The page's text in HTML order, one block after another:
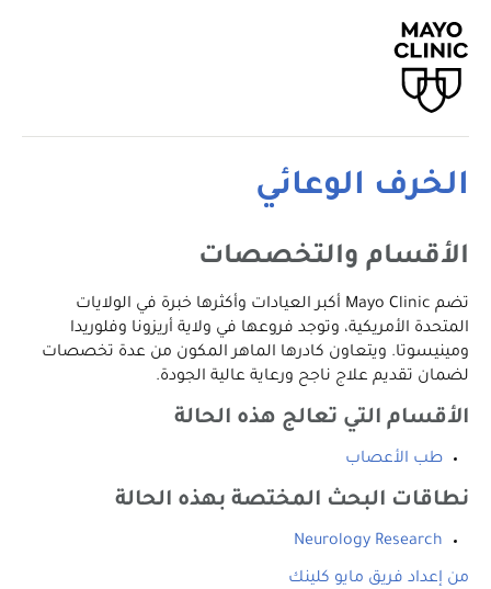
الخرف الوعائي
الأقسام والتخصصات
تضم Mayo Clinic أكبر العيادات وأكثرها خبرة في الولايات
المتحدة الأمريكية، وتوجد فروعها في ولاية أريزونا وفلوريدا
ومينيسوتا. ويتعاون كادرها الماهر المكون من عدة تخصصات
لضمان تقديم علاج ناجح ورعاية عالية الجودة.
الأقسام التي تعالج هذه الحالة
طب الأعصاب
نطاقات البحث المختصة بهذه الحالة
Neurology Research
من إعداد فريق مايو كلينك